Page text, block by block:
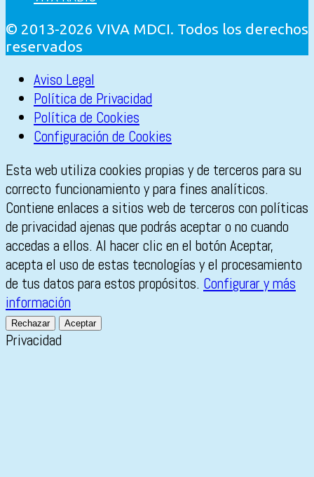
© 2013-2026 VIVA MDCI. Todos los derechos
reservados
Aviso Legal
Política de Privacidad
Política de Cookies
Configuración de Cookies
Esta web utiliza cookies propias y de terceros para su
correcto funcionamiento y para fines analíticos.
Contiene enlaces a sitios web de terceros con políticas
de privacidad ajenas que podrás aceptar o no cuando
accedas a ellos. Al hacer clic en el botón Aceptar,
acepta el uso de estas tecnologías y el procesamiento
de tus datos para estos propósitos. Configurar y más
información
Rechazar Aceptar
Privacidad